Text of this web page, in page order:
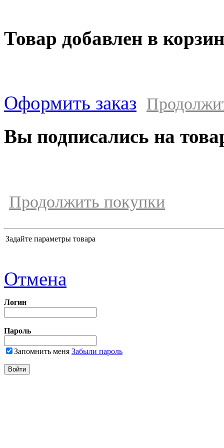
Товар добавлен в
Оформить заказ
Вы подписались на
Продолжить покупки
Задайте параметры товара
Отмена
Логин
Пароль
Запомнить меня Забыли пароль